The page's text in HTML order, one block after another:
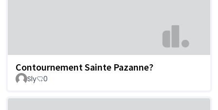
Contournement Sainte Pazanne?
Sly 0